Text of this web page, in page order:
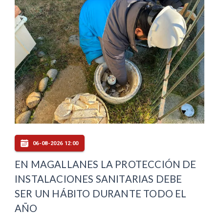
06-08-2026 12:00
EN MAGALLANES LA PROTECCIÓN DE
INSTALACIONES SANITARIAS DEBE
SER UN HÁBITO DURANTE TODO EL
AÑO